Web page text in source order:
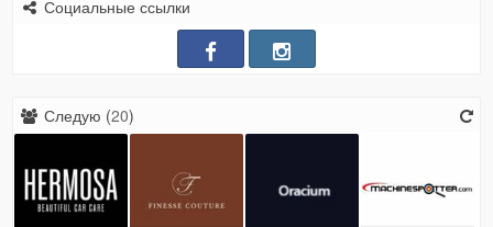
Социальные ссылки
Следую (20)